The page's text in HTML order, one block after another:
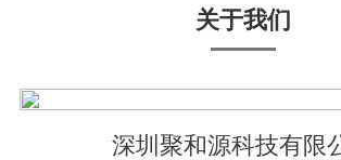
关于我们
深圳聚和源科技有限